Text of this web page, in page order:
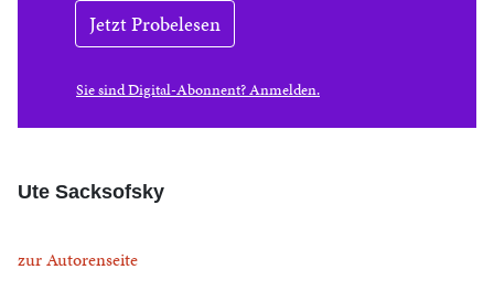
Jetzt Probelesen
Sie sind Digital-Abonnent? Anmelden.
Ute Sacksofsky
zur Autorenseite